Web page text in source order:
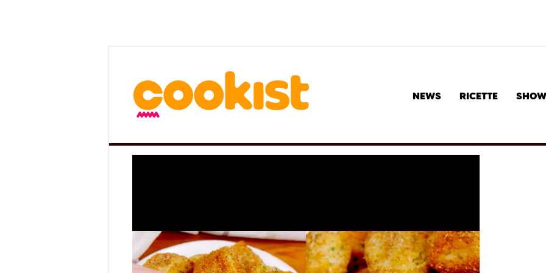
NEWS RICETTE SHOW